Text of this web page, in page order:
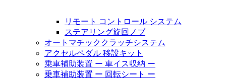
リモート コントロール システム
ステアリング旋回ノブ
オートマチッククラッチシステム
アクセルペダル 移設キット
乗車補助装置 ー 車イス収納 ー
乗車補助装置 ー 回転シート ー